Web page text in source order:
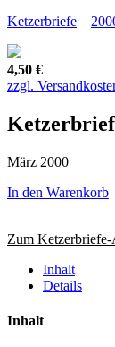
Ketzerbriefe
4,50 €
zzgl.
März 2000
In den Warenkorb
Zum
Inhalt
Details
Inhalt